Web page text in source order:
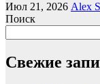
Июл 21, 2026 Alex
Поиск
Свежие